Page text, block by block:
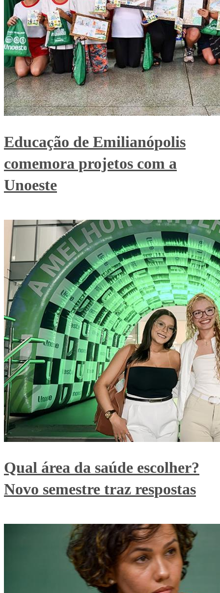
Educação de Emilianópolis
comemora projetos com a
Unoeste
Qual área da saúde escolher?
Novo semestre traz respostas